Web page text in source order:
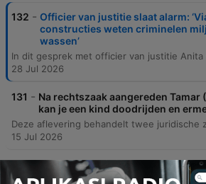
132 - Officier van justitie slaat alarm:
constructies weten criminelen
wassen’
28 Jul 2026
131 - Na rechtszaak aangereden Tamar
kan je een kind doodrijden en
15 Jul 2026
-
‘De droom van een tiny house
Dongen (68) fataal’